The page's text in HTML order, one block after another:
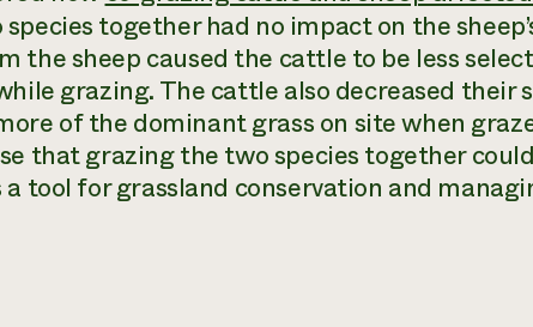
together had no impact on the
the sheep caused the cattle to be less
grazing. The cattle also decreased their
of the dominant grass on site when
that grazing the two species together
a tool for grassland conservation and